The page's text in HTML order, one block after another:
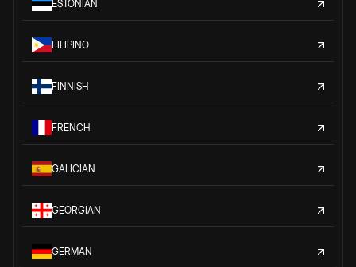
ESTONIAN
FILIPINO
FINNISH
FRENCH
GALICIAN
GEORGIAN
GERMAN